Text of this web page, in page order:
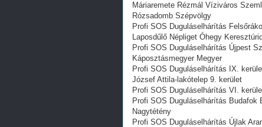
Máriaremete Rézmál Víziváros
Rózsadomb Szépvölgy
Profi SOS Duguláselhárítás
Laposdűlő Népliget Óhegy
Profi SOS Duguláselhárítás Újpest
Káposztásmegyer Megyer
Profi SOS Duguláselhárítás IX.
József Attila-lakótelep 9. kerület
Profi SOS Duguláselhárítás VI.
Profi SOS Duguláselhárítás
Nagytétény
Profi SOS Duguláselhárítás Újlak